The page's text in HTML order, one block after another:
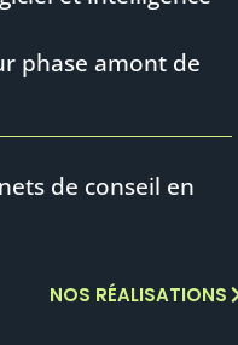
phase amont de
de conseil en
NOS RÉALISATIONS